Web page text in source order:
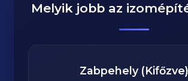
Melyik jobb az
Zabpehely (Kifőzve)